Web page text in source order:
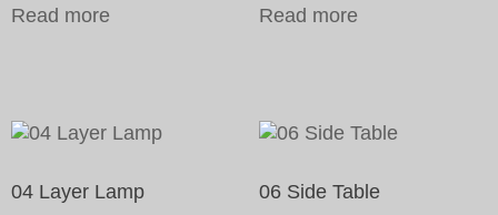
Read more Read more
04 Layer Lamp 06 Side Table